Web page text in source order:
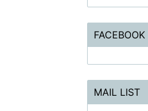
FACEBOOK
MAIL LIST